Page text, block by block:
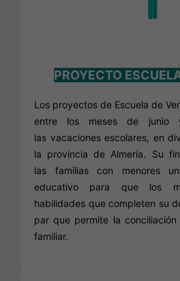
PROYECTO
Los proyectos de Escuela de
entre los meses de junio
las vacaciones escolares, en
la provincia de Almería. Su
las familias con menores
educativo para que los
habilidades que completen su
par que permite la
familiar.